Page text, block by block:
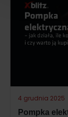
4 grudnia 2025
Pompka